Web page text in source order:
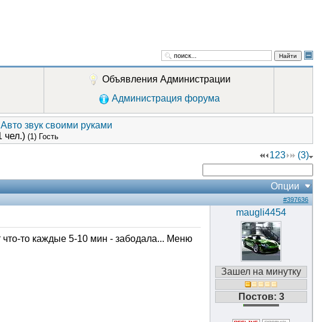
Найти
Объявления Администрации
Администрация форума
Авто звук своими руками
чел.) (1) Гость
123 (3)
Опции
#397636
что-то каждые 5-10 мин - забодала... Меню
maugli4454
Зашел на минутку
Постов: 3